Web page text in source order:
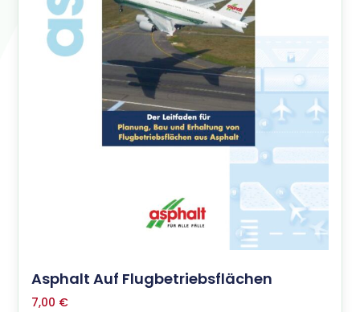
Asphalt Auf Flugbetriebsflächen
7,00 €